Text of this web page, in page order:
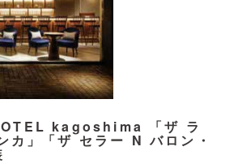
kagoshima 「ザ ラ
カ」「ザ セラー N バロン・